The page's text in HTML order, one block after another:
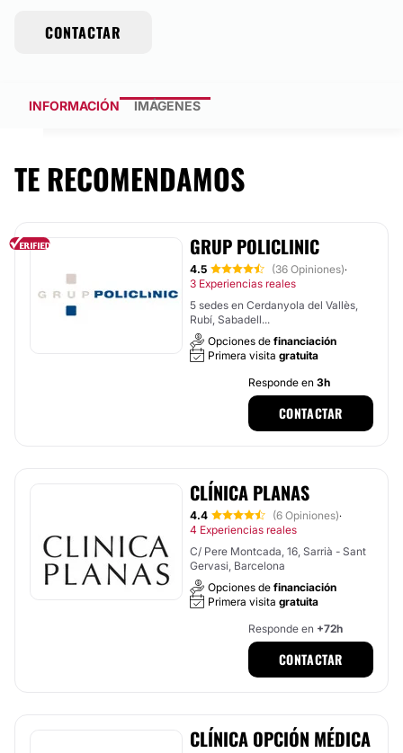
CONTACTAR
INFORMACIÓN IMÁGENES
TE RECOMENDAMOS
GRUP POLICLINIC
4.5 (36 Opiniones)·
3 Experiencias reales
5 sedes en Cerdanyola del Vallès,
Rubí, Sabadell...
Opciones de financiación
Primera visita gratuita
Responde en 3h
CONTACTAR
CLÍNICA PLANAS
4.4 (6 Opiniones)·
4 Experiencias reales
C/ Pere Montcada, 16, Sarrià - Sant
Gervasi, Barcelona
Opciones de financiación
Primera visita gratuita
Responde en +72h
CONTACTAR
CLÍNICA OPCIÓN MÉDICA